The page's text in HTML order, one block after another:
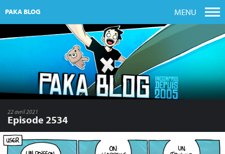
PAKA BLOG MENU
22 avril 2021
Episode 2534